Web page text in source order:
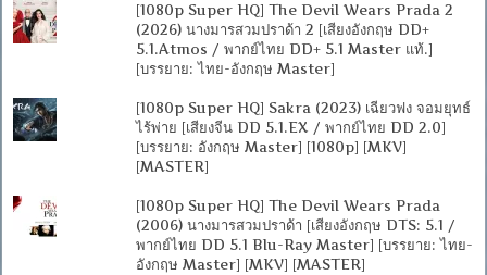
[1080p Super HQ] The Devil Wears Prada 2
(2026) นางมารสวมปราด้า 2 [เสียงอังกฤษ DD+
5.1.Atmos / พากย์ไทย DD+ 5.1 Master แท้.]
[บรรยาย: ไทย-อังกฤษ Master]
[1080p Super HQ] Sakra (2023) เฉียวฟง จอมยุทธ์
ไร้พ่าย [เสียงจีน DD 5.1.EX / พากย์ไทย DD 2.0]
[บรรยาย: อังกฤษ Master] [1080p] [MKV]
[MASTER]
[1080p Super HQ] The Devil Wears Prada
(2006) นางมารสวมปราด้า [เสียงอังกฤษ DTS: 5.1 /
พากย์ไทย DD 5.1 Blu-Ray Master] [บรรยาย: ไทย-
อังกฤษ Master] [MKV] [MASTER]